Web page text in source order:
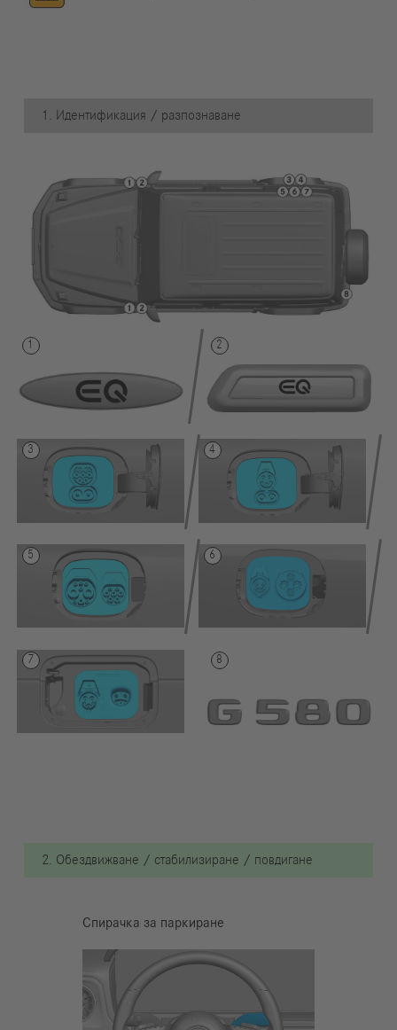
1. Идентификация / разпознаване
2. Обездвижване / стабилизиране / повдигане
Спирачка за паркиране